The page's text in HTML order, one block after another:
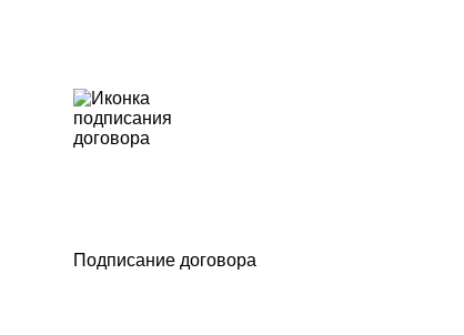
Подписание договора